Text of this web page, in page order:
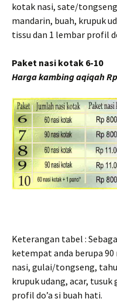
kotak nasi, sate/
mandarin, buah, krupuk
tissu dan 1 lembar profil
Paket nasi kotak 6-10
Harga kambing aqiqah
Keterangan tabel :
ketempat anda berupa
nasi, gulai/tongseng,
krupuk udang, acar,
profil do’a si buah hati.